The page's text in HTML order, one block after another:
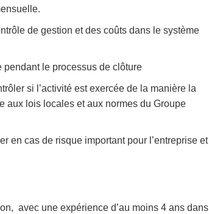
de gestion et des coûts dans le système
le processus de clôture
si l’activité est exercée de la manière la
aux lois locales et aux normes du Groupe
en cas de risque important pour l’entreprise et
avec une expérience d’au moins 4 ans dans